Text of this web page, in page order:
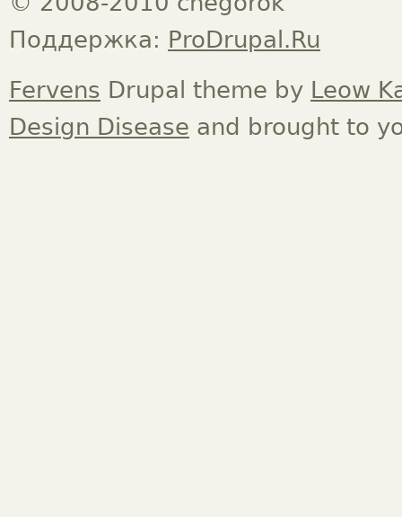
Поддержка: ProDrupal.Ru
Fervens Drupal theme by Leow
Design Disease and brought to